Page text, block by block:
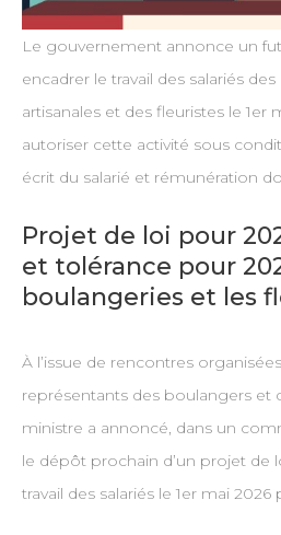
Le gouvernement annonce un
encadrer le travail des salariés
artisanales et des fleuristes le 1er
autoriser cette activité sous
écrit du salarié et rémunération
Projet de loi pour
et tolérance pour
boulangeries et les
À l’issue de rencontres
représentants des boulangers et
ministre a annoncé, dans un
le dépôt prochain d’un projet de
travail des salariés le 1er mai 2026